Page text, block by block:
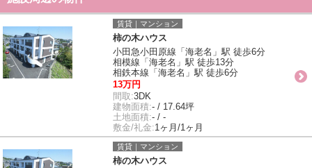
賃貸｜マンション
柿の木ハウス
小田急小田原線「海老名」駅 徒歩6分
相模線「海老名」駅 徒歩13分
相鉄本線「海老名」駅 徒歩6分
13万円
間取:3DK
建物面積:- / 17.64坪
土地面積:- / -
敷金/礼金:1ヶ月/1ヶ月
賃貸｜マンション
柿の木ハウス